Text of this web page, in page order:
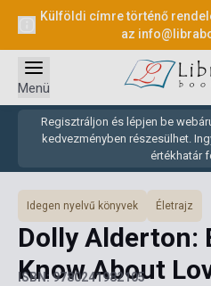
Külföldi címre történő
az
Regisztráljon és lépjen be
kedvezményben részesülhet.
értékhatár
Menü
Idegen nyelvű könyvek Életrajz
Dolly Alderton:
Know About
ISBN: 9780241982105